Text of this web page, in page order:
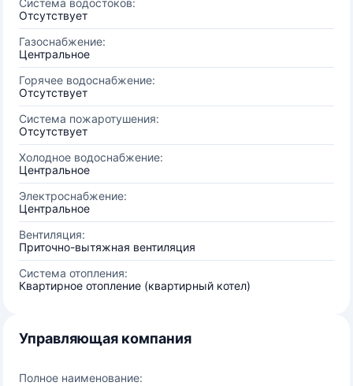
Система водостоков:
Отсутствует
Газоснабжение:
Центральное
Горячее водоснабжение:
Отсутствует
Система пожаротушения:
Отсутствует
Холодное водоснабжение:
Центральное
Электроснабжение:
Центральное
Вентиляция:
Приточно-вытяжная вентиляция
Система отопления:
Квартирное отопление (квартирный котел)
Управляющая компания
Полное наименование: